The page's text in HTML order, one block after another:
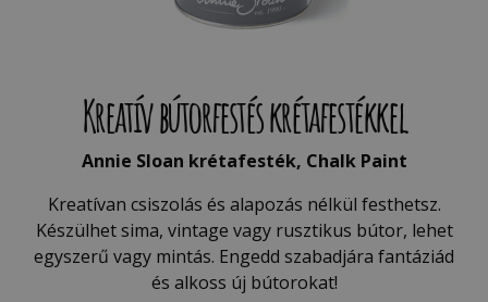
Kreatív bútorfestés krétafestékkel
Annie Sloan krétafesték, Chalk Paint
Kreatívan csiszolás és alapozás nélkül festhetsz.
Készülhet sima, vintage vagy rusztikus bútor, lehet
egyszerű vagy mintás. Engedd szabadjára fantáziád
és alkoss új bútorokat!